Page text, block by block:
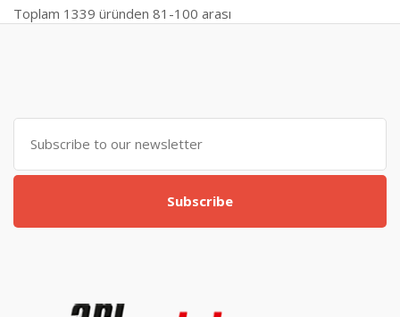
Toplam 1339 üründen 81-100 arası
Subscribe